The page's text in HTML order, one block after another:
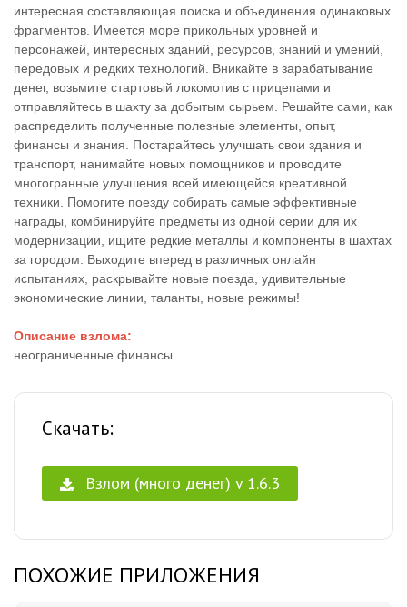
интересная составляющая поиска и объединения одинаковых
фрагментов. Имеется море прикольных уровней и
персонажей, интересных зданий, ресурсов, знаний и умений,
передовых и редких технологий. Вникайте в зарабатывание
денег, возьмите стартовый локомотив с прицепами и
отправляйтесь в шахту за добытым сырьем. Решайте сами, как
распределить полученные полезные элементы, опыт,
финансы и знания. Постарайтесь улучшать свои здания и
транспорт, нанимайте новых помощников и проводите
многогранные улучшения всей имеющейся креативной
техники. Помогите поезду собирать самые эффективные
награды, комбинируйте предметы из одной серии для их
модернизации, ищите редкие металлы и компоненты в шахтах
за городом. Выходите вперед в различных онлайн
испытаниях, раскрывайте новые поезда, удивительные
экономические линии, таланты, новые режимы!
Описание взлома:
неограниченные финансы
Скачать:
Взлом (много денег) v 1.6.3
ПОХОЖИЕ ПРИЛОЖЕНИЯ